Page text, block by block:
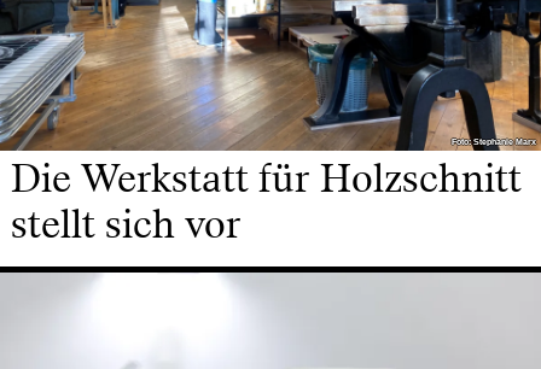
Foto: Stephanie Marx
Foto: Stephanie Marx
Die Werkstatt für Holzschnitt
stellt sich vor